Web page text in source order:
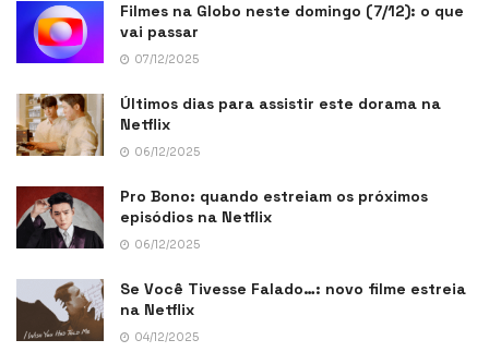
Filmes na Globo neste domingo (7/12): o que
vai passar
07/12/2025
Últimos dias para assistir este dorama na
Netflix
06/12/2025
Pro Bono: quando estreiam os próximos
episódios na Netflix
06/12/2025
Se Você Tivesse Falado…: novo filme estreia
na Netflix
04/12/2025